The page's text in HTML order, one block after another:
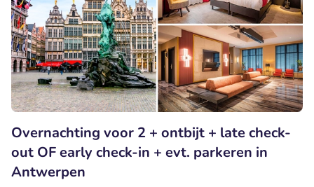
Overnachting voor 2 + ontbijt + late check-
out OF early check-in + evt. parkeren in
Antwerpen